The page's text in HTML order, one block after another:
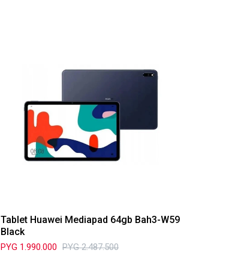
Tablet Huawei Mediapad 64gb Bah3-W59
Black
PYG 1.990.000 PYG 2.487.500